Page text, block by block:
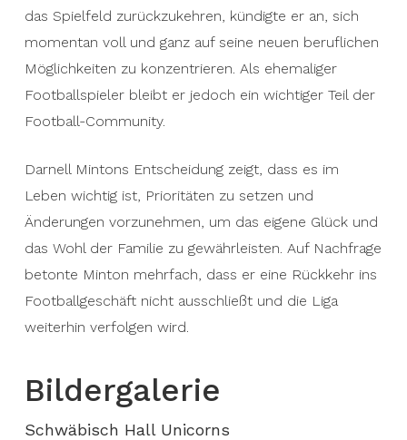
das Spielfeld zurückzukehren, kündigte er an, sich
momentan voll und ganz auf seine neuen beruflichen
Möglichkeiten zu konzentrieren. Als ehemaliger
Footballspieler bleibt er jedoch ein wichtiger Teil der
Football-Community.
Darnell Mintons Entscheidung zeigt, dass es im
Leben wichtig ist, Prioritäten zu setzen und
Änderungen vorzunehmen, um das eigene Glück und
das Wohl der Familie zu gewährleisten. Auf Nachfrage
betonte Minton mehrfach, dass er eine Rückkehr ins
Footballgeschäft nicht ausschließt und die Liga
weiterhin verfolgen wird.
Bildergalerie
Schwäbisch Hall Unicorns